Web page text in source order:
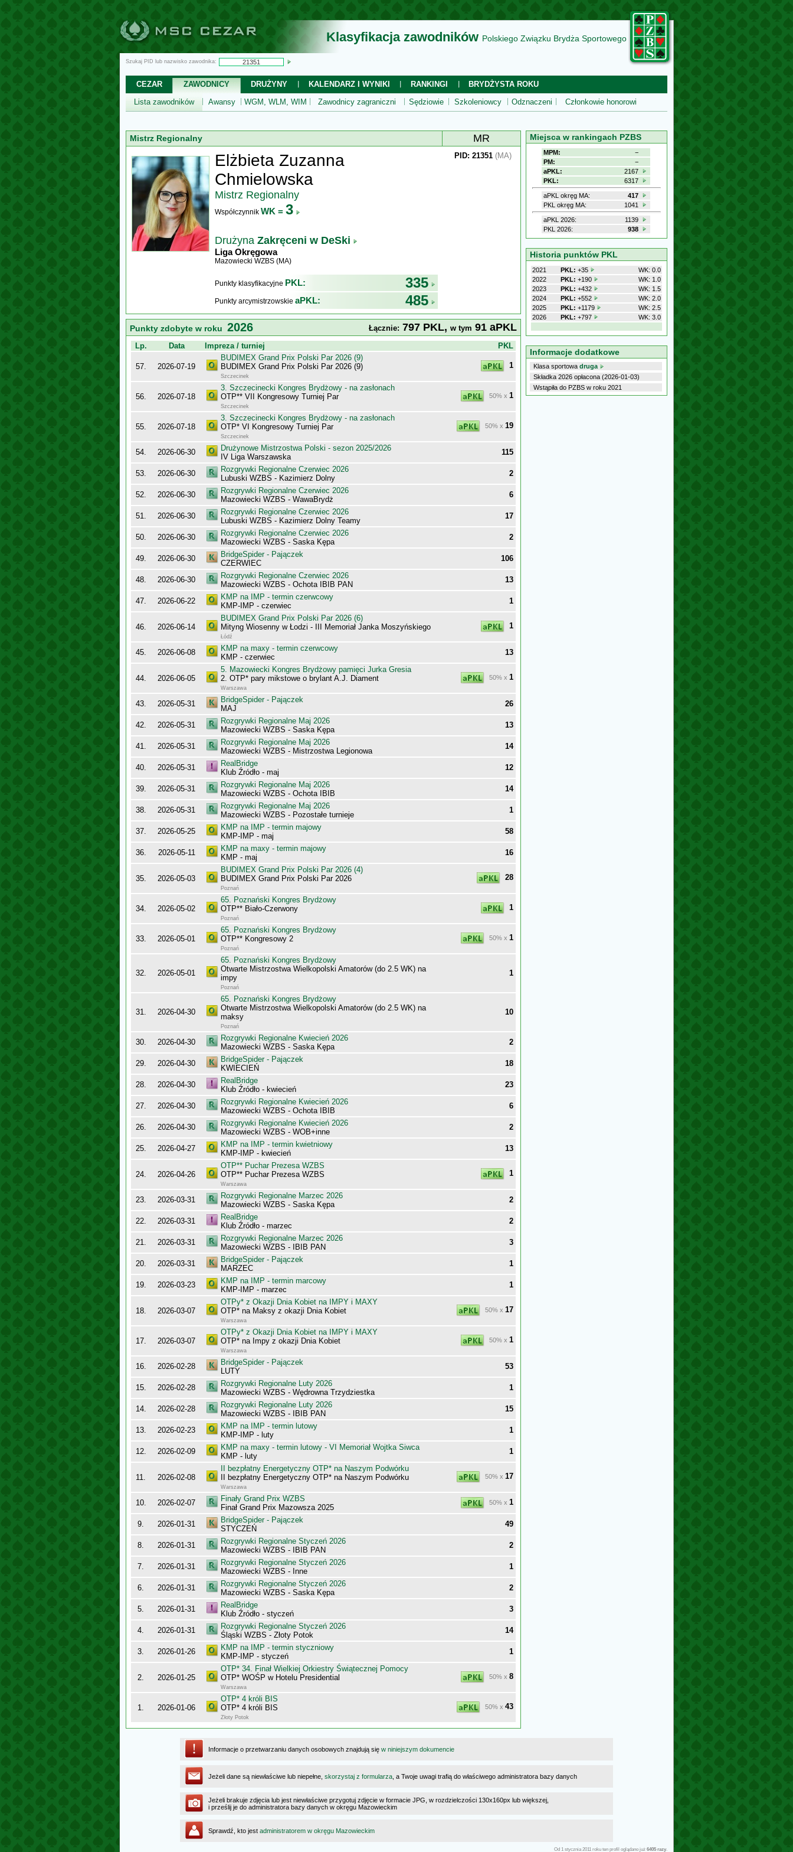
Klasyfikacja zawodników Polskiego Związku Brydża Sportowego
Szukaj PID lub nazwisko zawodnika:
CEZAR ZAWODNICY DRUŻYNY KALENDARZ I WYNIKI RANKINGI
BRYDŻYSTA ROKU
Lista zawodników
Awansy WGM, WLM, WIM Zawodnicy zagraniczni Sędziowie Szkoleniowcy Odznaczeni Członkowie honorowi
Mistrz Regionalny MR
Elżbieta Zuzanna
Chmielowska
Mistrz Regionalny
Współczynnik WK = 3
Drużyna Zakręceni w DeSki
Liga Okręgowa
Mazowiecki WZBS (MA)
Punkty klasyfikacyjne PKL: 335
Punkty arcymistrzowskie aPKL: 485
PID: 21351 (MA)
Punkty zdobyte w roku 2026 Łącznie: 797 PKL, w tym 91 aPKL
Lp. Data Impreza / turniej PKL
57. 2026-07-19
BUDIMEX Grand Prix Polski Par 2026 (9)
BUDIMEX Grand Prix Polski Par 2026 (9)
Szczecinek
1
56. 2026-07-18
3. Szczecinecki Kongres Brydżowy - na zasłonach
OTP** VII Kongresowy Turniej Par
Szczecinek
50% x 1
55. 2026-07-18
3. Szczecinecki Kongres Brydżowy - na zasłonach
OTP* VI Kongresowy Turniej Par
Szczecinek
50% x 19
54. 2026-06-30
Drużynowe Mistrzostwa Polski - sezon 2025/2026
IV Liga Warszawska
115
53. 2026-06-30
Rozgrywki Regionalne Czerwiec 2026
Lubuski WZBS - Kazimierz Dolny
2
52. 2026-06-30
Rozgrywki Regionalne Czerwiec 2026
Mazowiecki WZBS - WawaBrydż
6
51. 2026-06-30
Rozgrywki Regionalne Czerwiec 2026
Lubuski WZBS - Kazimierz Dolny Teamy
17
50. 2026-06-30
Rozgrywki Regionalne Czerwiec 2026
Mazowiecki WZBS - Saska Kępa
2
49. 2026-06-30
BridgeSpider - Pajączek
CZERWIEC
106
48. 2026-06-30
Rozgrywki Regionalne Czerwiec 2026
Mazowiecki WZBS - Ochota IBIB PAN
13
47. 2026-06-22
KMP na IMP - termin czerwcowy
KMP-IMP - czerwiec
1
46. 2026-06-14
BUDIMEX Grand Prix Polski Par 2026 (6)
Mityng Wiosenny w Łodzi - III Memoriał Janka Moszyńskiego
Łódź
1
45. 2026-06-08
KMP na maxy - termin czerwcowy
KMP - czerwiec
13
44. 2026-06-05
5. Mazowiecki Kongres Brydżowy pamięci Jurka Gresia
2. OTP* pary mikstowe o brylant A.J. Diament
Warszawa
50% x 1
43. 2026-05-31
BridgeSpider - Pajączek
MAJ
26
42. 2026-05-31
Rozgrywki Regionalne Maj 2026
Mazowiecki WZBS - Saska Kępa
13
41. 2026-05-31
Rozgrywki Regionalne Maj 2026
Mazowiecki WZBS - Mistrzostwa Legionowa
14
40. 2026-05-31
RealBridge
Klub Źródło - maj
12
39. 2026-05-31
Rozgrywki Regionalne Maj 2026
Mazowiecki WZBS - Ochota IBIB
14
38. 2026-05-31
Rozgrywki Regionalne Maj 2026
Mazowiecki WZBS - Pozostałe turnieje
1
37. 2026-05-25
KMP na IMP - termin majowy
KMP-IMP - maj
58
36. 2026-05-11
KMP na maxy - termin majowy
KMP - maj
16
35. 2026-05-03
BUDIMEX Grand Prix Polski Par 2026 (4)
BUDIMEX Grand Prix Polski Par 2026
Poznań
28
34. 2026-05-02
65. Poznański Kongres Brydżowy
OTP** Biało-Czerwony
Poznań
1
33. 2026-05-01
65. Poznański Kongres Brydżowy
OTP** Kongresowy 2
Poznań
50% x 1
32. 2026-05-01
65. Poznański Kongres Brydżowy
Otwarte Mistrzostwa Wielkopolski Amatorów (do 2.5 WK) na
impy
Poznań
1
31. 2026-04-30
65. Poznański Kongres Brydżowy
Otwarte Mistrzostwa Wielkopolski Amatorów (do 2.5 WK) na
maksy
Poznań
10
30. 2026-04-30
Rozgrywki Regionalne Kwiecień 2026
Mazowiecki WZBS - Saska Kępa
2
29. 2026-04-30
BridgeSpider - Pajączek
KWIECIEŃ
18
28. 2026-04-30
RealBridge
Klub Źródło - kwiecień
23
27. 2026-04-30
Rozgrywki Regionalne Kwiecień 2026
Mazowiecki WZBS - Ochota IBIB
6
26. 2026-04-30
Rozgrywki Regionalne Kwiecień 2026
Mazowiecki WZBS - WOB+inne
2
25. 2026-04-27
KMP na IMP - termin kwietniowy
KMP-IMP - kwiecień
13
24. 2026-04-26
OTP** Puchar Prezesa WZBS
OTP** Puchar Prezesa WZBS
Warszawa
1
23. 2026-03-31
Rozgrywki Regionalne Marzec 2026
Mazowiecki WZBS - Saska Kępa
2
22. 2026-03-31
RealBridge
Klub Źródło - marzec
2
21. 2026-03-31
Rozgrywki Regionalne Marzec 2026
Mazowiecki WZBS - IBIB PAN
3
20. 2026-03-31
BridgeSpider - Pajączek
MARZEC
1
19. 2026-03-23
KMP na IMP - termin marcowy
KMP-IMP - marzec
1
18. 2026-03-07
OTPy* z Okazji Dnia Kobiet na IMPY i MAXY
OTP* na Maksy z okazji Dnia Kobiet
Warszawa
50% x 17
17. 2026-03-07
OTPy* z Okazji Dnia Kobiet na IMPY i MAXY
OTP* na Impy z okazji Dnia Kobiet
Warszawa
50% x 1
16. 2026-02-28
BridgeSpider - Pajączek
LUTY
53
15. 2026-02-28
Rozgrywki Regionalne Luty 2026
Mazowiecki WZBS - Wędrowna Trzydziestka
1
14. 2026-02-28
Rozgrywki Regionalne Luty 2026
Mazowiecki WZBS - IBIB PAN
15
13. 2026-02-23
KMP na IMP - termin lutowy
KMP-IMP - luty
1
12. 2026-02-09
KMP na maxy - termin lutowy - VI Memoriał Wojtka Siwca
KMP - luty
1
11. 2026-02-08
II bezpłatny Energetyczny OTP* na Naszym Podwórku
II bezpłatny Energetyczny OTP* na Naszym Podwórku
Warszawa
50% x 17
10. 2026-02-07
Finały Grand Prix WZBS
Finał Grand Prix Mazowsza 2025
50% x 1
9. 2026-01-31
BridgeSpider - Pajączek
STYCZEŃ
49
8. 2026-01-31
Rozgrywki Regionalne Styczeń 2026
Mazowiecki WZBS - IBIB PAN
2
7. 2026-01-31
Rozgrywki Regionalne Styczeń 2026
Mazowiecki WZBS - Inne
1
6. 2026-01-31
Rozgrywki Regionalne Styczeń 2026
Mazowiecki WZBS - Saska Kępa
2
5. 2026-01-31
RealBridge
Klub Źródło - styczeń
3
4. 2026-01-31
Rozgrywki Regionalne Styczeń 2026
Śląski WZBS - Złoty Potok
14
3. 2026-01-26
KMP na IMP - termin styczniowy
KMP-IMP - styczeń
1
2. 2026-01-25
OTP* 34. Finał Wielkiej Orkiestry Świątecznej Pomocy
OTP* WOŚP w Hotelu Presidential
Warszawa
50% x 8
1. 2026-01-06
OTP* 4 króli BIS
OTP* 4 króli BIS
Złoty Potok
50% x 43
Miejsca w rankingach PZBS
MPM:
−
PM:
−
aPKL:
2167
PKL:
6317
aPKL okręg MA:
417
PKL okręg MA:
1041
aPKL 2026:
1139
PKL 2026:
938
Historia punktów PKL
2021 PKL: +35
WK: 0.0
2022
PKL: +190
WK: 1.0
2023
PKL: +432
WK: 1.5
2024
PKL: +552
WK: 2.0
2025
PKL: +1179
WK: 2.5
2026
PKL: +797 WK: 3.0
Informacje dodatkowe
Klasa sportowa druga
Składka 2026 opłacona (2026-01-03)
Wstąpiła do PZBS w roku 2021
Informacje o przetwarzaniu danych osobowych znajdują się w niniejszym dokumencie
Jeżeli dane są niewłaściwe lub niepełne, skorzystaj z formularza , a Twoje uwagi trafią do właściwego administratora bazy danych
Jeżeli brakuje zdjęcia lub jest niewłaściwe przygotuj zdjęcie w formacie JPG, w rozdzielczości 130x160px lub większej,
i prześlij je do administratora bazy danych w okręgu Mazowieckim
Sprawdź, kto jest administratorem w okręgu Mazowieckim
Od 1 stycznia 2011 roku ten profil oglądano już 6405 razy.